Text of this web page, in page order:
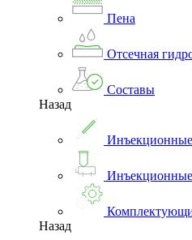
Пена
Отсечная
Составы
Назад
Назад